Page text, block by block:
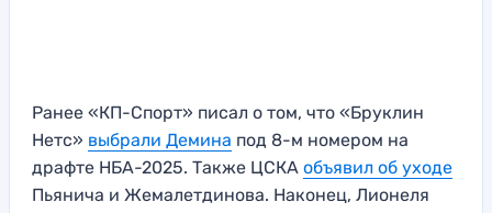
Ранее «КП-Спорт» писал о том, что «Бруклин
Нетс» выбрали Демина под 8-м номером на
драфте НБА-2025. Также ЦСКА объявил об уходе
Пьянича и Жемалетдинова. Наконец, Лионеля